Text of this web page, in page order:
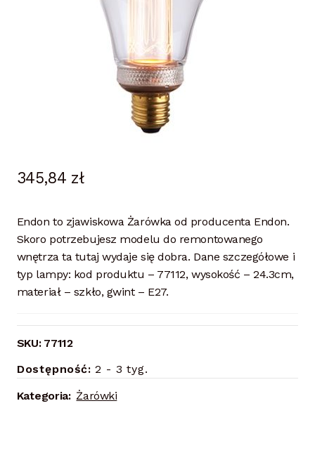
345,84 zł
Endon to zjawiskowa Żarówka od producenta Endon.
Skoro potrzebujesz modelu do remontowanego
wnętrza ta tutaj wydaje się dobra. Dane szczegółowe i
typ lampy: kod produktu – 77112, wysokość – 24.3cm,
materiał – szkło, gwint – E27.
SKU: 77112
Dostępność: 2 - 3 tyg.
Kategoria: Żarówki